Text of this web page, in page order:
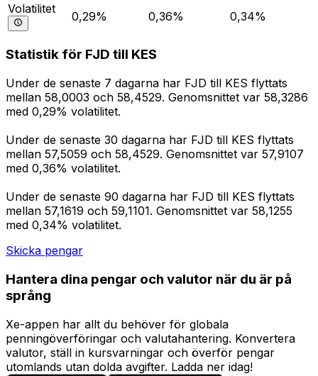
Volatilitet
0,29% 0,36% 0,34%
Statistik för FJD till KES
Under de senaste 7 dagarna har FJD till KES flyttats
mellan 58,0003 och 58,4529. Genomsnittet var 58,3286
med 0,29% volatilitet.
Under de senaste 30 dagarna har FJD till KES flyttats
mellan 57,5059 och 58,4529. Genomsnittet var 57,9107
med 0,36% volatilitet.
Under de senaste 90 dagarna har FJD till KES flyttats
mellan 57,1619 och 59,1101. Genomsnittet var 58,1255
med 0,34% volatilitet.
Skicka pengar
Hantera dina pengar och valutor när du är på
språng
Xe-appen har allt du behöver för globala
penningöverföringar och valutahantering. Konvertera
valutor, ställ in kursvarningar och överför pengar
utomlands utan dolda avgifter. Ladda ner idag!